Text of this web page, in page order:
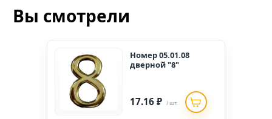
Вы смотрели
Номер 05.01.08
дверной "8"
17.16 ₽ / шт.